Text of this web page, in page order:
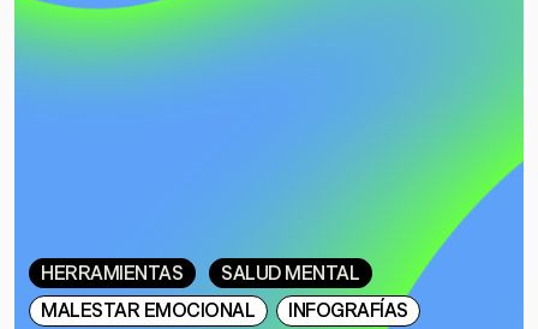
HERRAMIENTAS
SALUD MENTAL
MALESTAR EMOCIONAL
INFOGRAFÍAS